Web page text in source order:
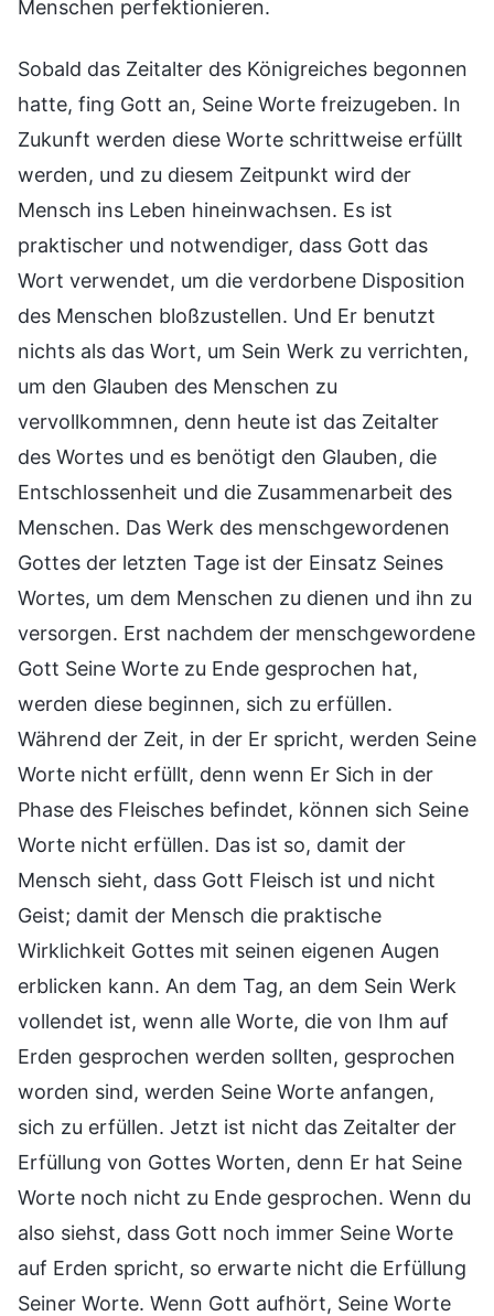
Menschen perfektionieren.
Sobald das Zeitalter des Königreiches begonnen
hatte, fing Gott an, Seine Worte freizugeben. In
Zukunft werden diese Worte schrittweise erfüllt
werden, und zu diesem Zeitpunkt wird der
Mensch ins Leben hineinwachsen. Es ist
praktischer und notwendiger, dass Gott das
Wort verwendet, um die verdorbene Disposition
des Menschen bloßzustellen. Und Er benutzt
nichts als das Wort, um Sein Werk zu verrichten,
um den Glauben des Menschen zu
vervollkommnen, denn heute ist das Zeitalter
des Wortes und es benötigt den Glauben, die
Entschlossenheit und die Zusammenarbeit des
Menschen. Das Werk des menschgewordenen
Gottes der letzten Tage ist der Einsatz Seines
Wortes, um dem Menschen zu dienen und ihn zu
versorgen. Erst nachdem der menschgewordene
Gott Seine Worte zu Ende gesprochen hat,
werden diese beginnen, sich zu erfüllen.
Während der Zeit, in der Er spricht, werden Seine
Worte nicht erfüllt, denn wenn Er Sich in der
Phase des Fleisches befindet, können sich Seine
Worte nicht erfüllen. Das ist so, damit der
Mensch sieht, dass Gott Fleisch ist und nicht
Geist; damit der Mensch die praktische
Wirklichkeit Gottes mit seinen eigenen Augen
erblicken kann. An dem Tag, an dem Sein Werk
vollendet ist, wenn alle Worte, die von Ihm auf
Erden gesprochen werden sollten, gesprochen
worden sind, werden Seine Worte anfangen,
sich zu erfüllen. Jetzt ist nicht das Zeitalter der
Erfüllung von Gottes Worten, denn Er hat Seine
Worte noch nicht zu Ende gesprochen. Wenn du
also siehst, dass Gott noch immer Seine Worte
auf Erden spricht, so erwarte nicht die Erfüllung
Seiner Worte. Wenn Gott aufhört, Seine Worte